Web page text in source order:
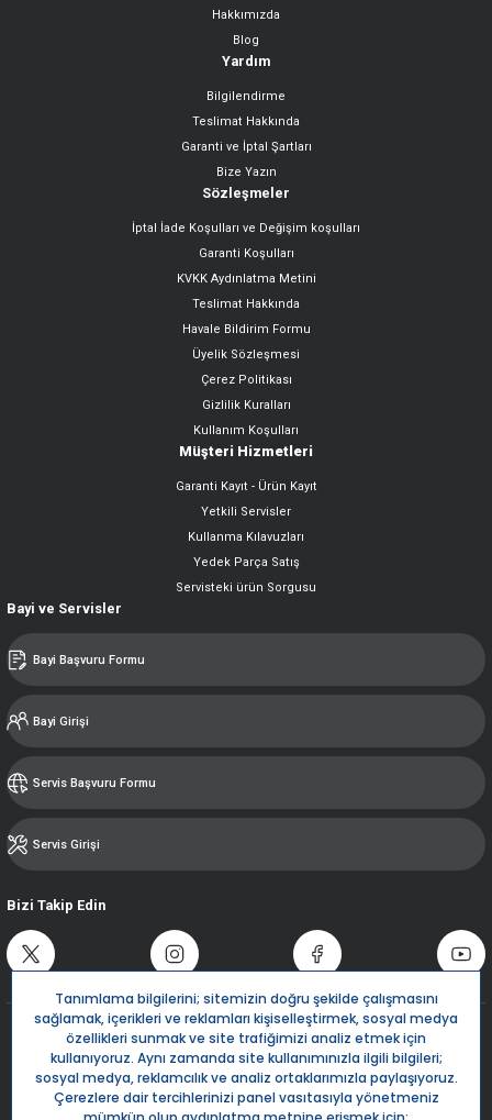
Gönder
Hakkımızda
Blog
Yardım
Bilgilendirme
Teslimat Hakkında
Garanti ve İptal Şartları
Bize Yazın
Sözleşmeler
İptal İade Koşulları ve Değişim koşulları
Garanti Koşulları
KVKK Aydınlatma Metini
Teslimat Hakkında
Havale Bildirim Formu
Üyelik Sözleşmesi
Çerez Politikası
Gizlilik Kuralları
Kullanım Koşulları
Müşteri Hizmetleri
Garanti Kayıt - Ürün Kayıt
Yetkili Servisler
Kullanma Kılavuzları
Yedek Parça Satış
Servisteki ürün Sorgusu
Bayi ve Servisler
Bayi Başvuru Formu
Bayi Girişi
Servis Başvuru Formu
Servis Girişi
Bizi Takip Edin
Destek Hattı
0850 532 5666